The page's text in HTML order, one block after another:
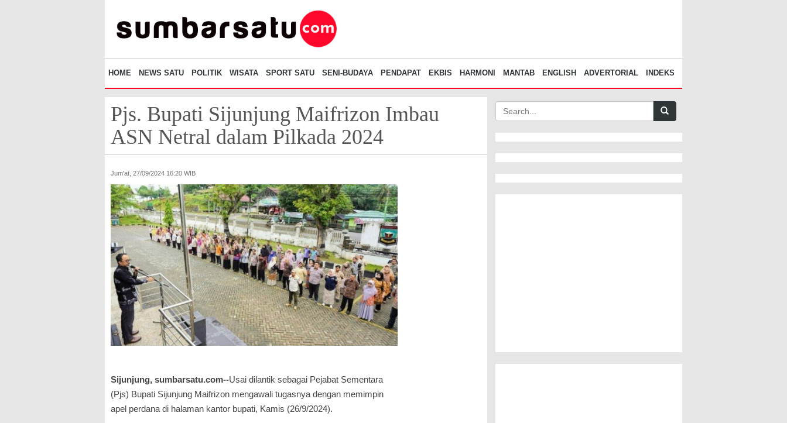
HOME NEWS SATU POLITIK WISATA SPORT SATU SENI-BUDAYA PENDAPAT EKBIS HARMONI MANTAB ENGLISH ADVERTORIAL INDEKS
Pjs. Bupati Sijunjung Maifrizon Imbau
ASN Netral dalam Pilkada 2024
Jum'at, 27/09/2024 16:20 WIB
Sijunjung, sumbarsatu.com--Usai dilantik sebagai Pejabat Sementara
(Pjs) Bupati Sijunjung Maifrizon mengawali tugasnya dengan memimpin
apel perdana di halaman kantor bupati, Kamis (26/9/2024).